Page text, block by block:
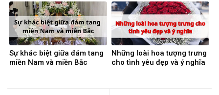
Sự khác biệt giữa đám tang
miền Nam và miền Bắc
Những loài hoa tượng trưng
cho tình yêu đẹp và ý nghĩa